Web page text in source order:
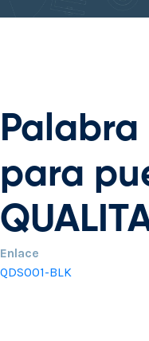
Palabra
para
Enlace
QDS001-BLK